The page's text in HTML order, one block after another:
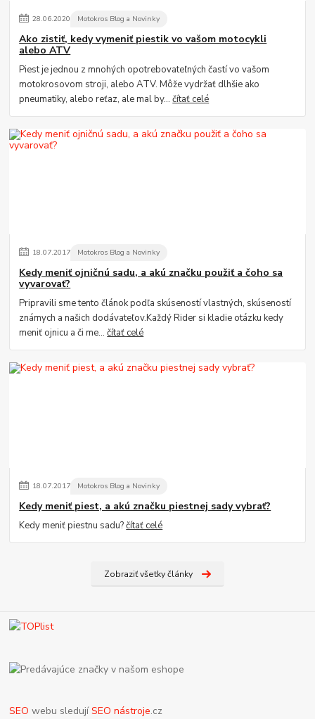
28.06.2020 Motokros Blog a Novinky
Ako zistiť, kedy vymeniť piestik vo vašom motocykli
alebo ATV
Piest je jednou z mnohých opotrebovateľných častí vo vašom
motokrosovom stroji, alebo ATV. Môže vydržať dlhšie ako
pneumatiky, alebo reťaz, ale mal by...čítať celé
18.07.2017 Motokros Blog a Novinky
Kedy meniť ojničnú sadu, a akú značku použiť a čoho sa
vyvarovať?
Pripravili sme tento článok podľa skúseností vlastných, skúseností
známych a našich dodávateľov.Každý Rider si kladie otázku kedy
meniť ojnicu a či me...čítať celé
18.07.2017 Motokros Blog a Novinky
Kedy meniť piest, a akú značku piestnej sady vybrať?
Kedy meniť piestnu sadu?čítať celé
Zobraziť všetky články
SEO webu sledujíSEO nástroje.cz